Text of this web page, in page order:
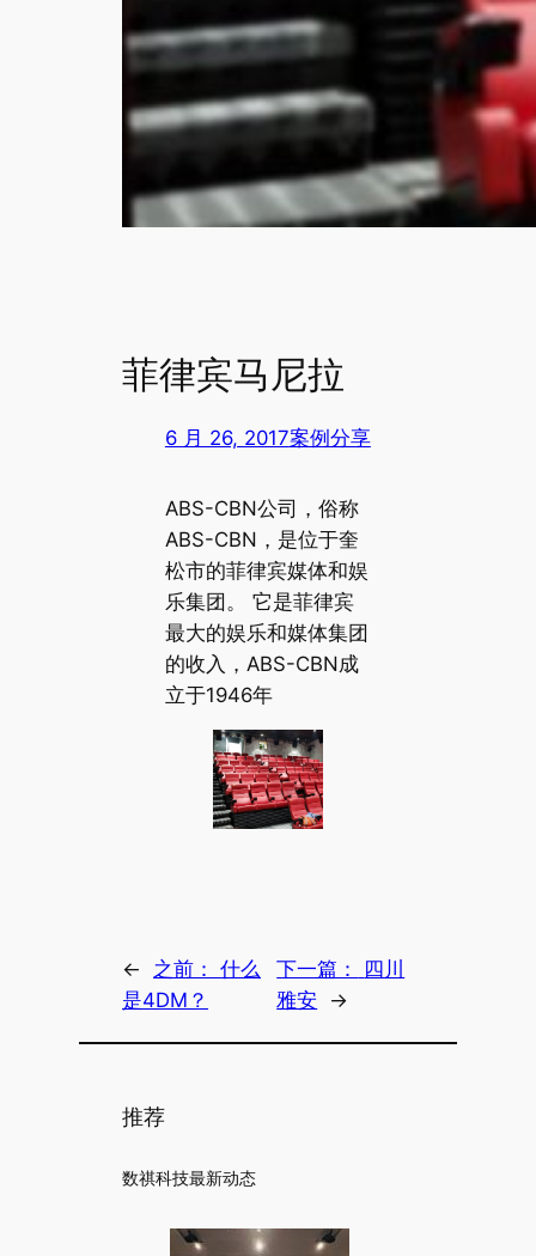
菲律宾马尼拉
6 月 26, 2017案例分享
ABS-CBN公司，俗称
ABS-CBN，是位于奎
松市的菲律宾媒体和娱
乐集团。 它是菲律宾
最大的娱乐和媒体集团
的收入，ABS-CBN成
立于1946年
← 之前：什么
是4DM？
下一篇：
四川
雅安 →
推荐
数祺科技最新动态